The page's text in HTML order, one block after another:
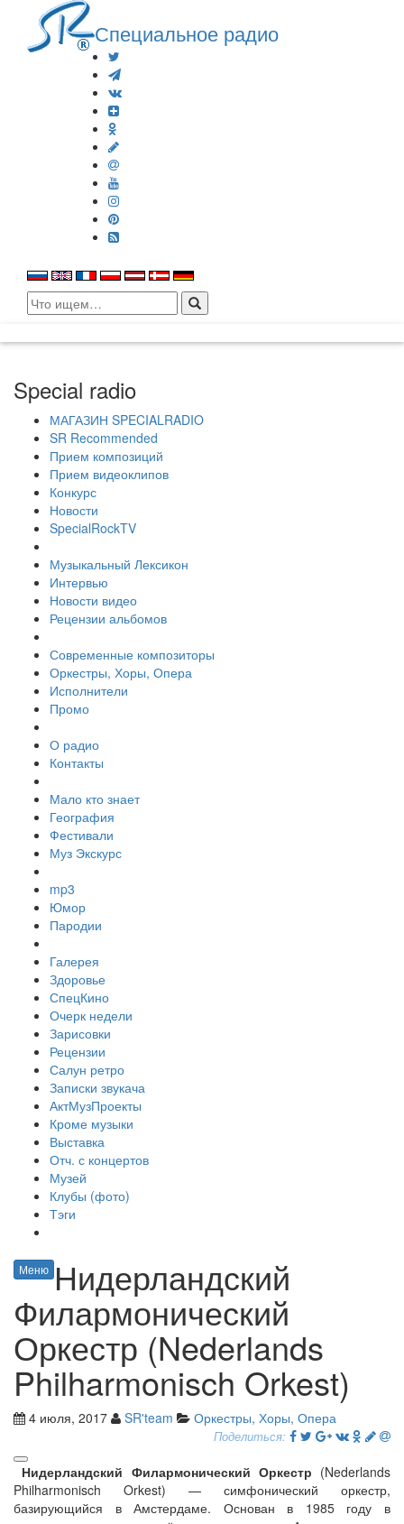
Специальное радио
Search
for:
Special radio
МАГАЗИН SPECIALRADIO
SR Recommended
Прием композиций
Прием видеоклипов
Конкурс
Новости
SpecialRockTV
Музыкальный Лексикон
Интервью
Новости видео
Рецензии альбомов
Современные композиторы
Оркестры, Хоры, Опера
Исполнители
Промо
О радио
Контакты
Мало кто знает
География
Фестивали
Муз Экскурс
mp3
Юмор
Пародии
Галерея
Здоровье
СпецКино
Очерк недели
Зарисовки
Рецензии
Салун ретро
Записки звукача
АктМузПроекты
Кроме музыки
Выставка
Отч. с концертов
Музей
Клубы (фото)
Тэги
Меню Нидерландский
Филармонический
Оркестр (Nederlands
Philharmonisch Orkest)
4 июля, 2017 SR'team Оркестры, Хоры, Опера
Поделиться:
Нидерландский Филармонический Оркестр (Nederlands
Philharmonisch Orkest) — симфонический оркестр,
базирующийся в Амстердаме. Основан в 1985 году в